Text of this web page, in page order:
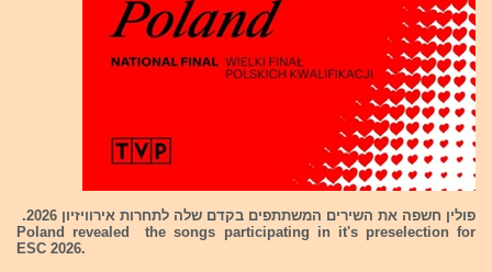
פולין חשפה את השירים המשתתפים בקדם שלה לתחרות אירוויזיון 2026.
Poland revealed the songs participating in it's preselection for
ESC 2026.